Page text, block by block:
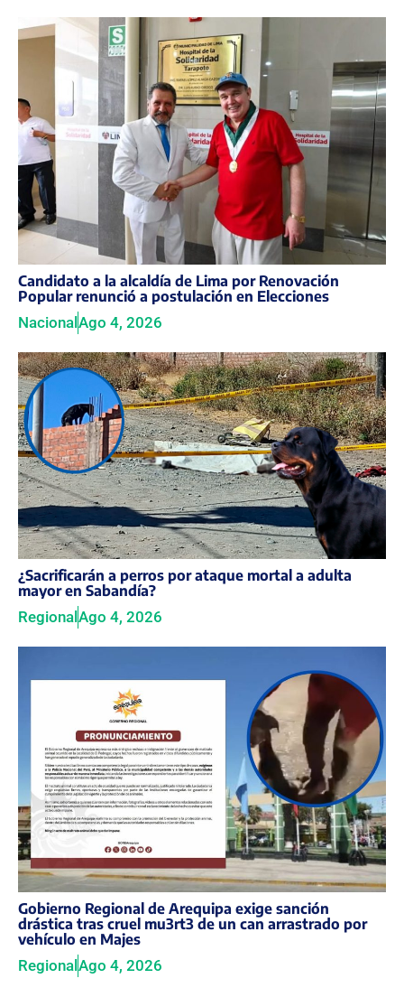
Candidato a la alcaldía de Lima por Renovación
Popular renunció a postulación en Elecciones
NacionalAgo 4, 2026
¿Sacrificarán a perros por ataque mortal a adulta
mayor en Sabandía?
Regional Ago 4, 2026
Gobierno Regional de Arequipa exige sanción
drástica tras cruel mu3rt3 de un can arrastrado por
vehículo en Majes
Regional Ago 4, 2026